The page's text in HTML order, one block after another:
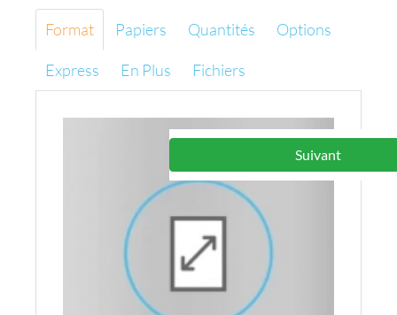
Format Papiers Quantités Options
Express En Plus Fichiers
Suivant